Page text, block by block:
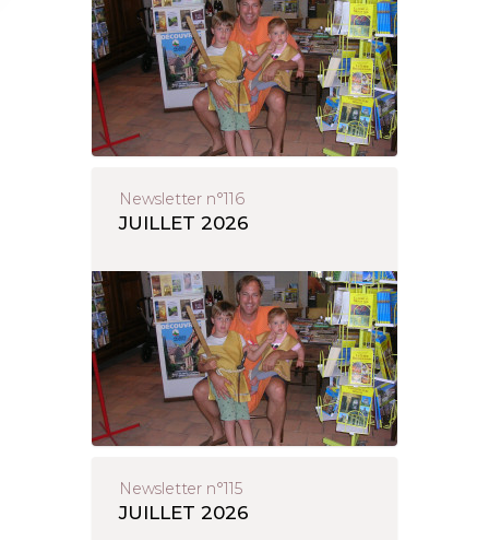
Newsletter n°116
JUILLET 2026
Newsletter n°115
JUILLET 2026